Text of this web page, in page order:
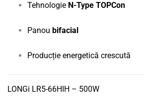
Tehnologie N-Type TOPCon
Panou bifacial
Producție energetică crescută
LONGi LR5-66HIH – 500W